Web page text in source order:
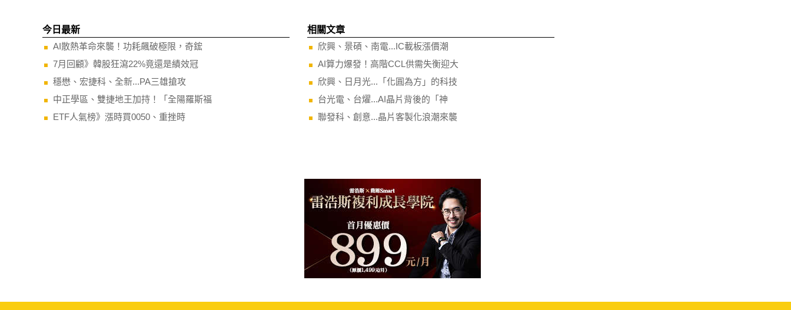
今日最新
AI散熱革命來襲！功耗飆破極限，奇鋐
7月回顧》韓股狂瀉22%竟還是績效冠
穩懋、宏捷科、全新...PA三雄搶攻
中正學區、雙捷地王加持！「全陽羅斯福
ETF人氣榜》漲時買0050、重挫時
相關文章
欣興、景碩、南電...IC載板漲價潮
AI算力爆發！高階CCL供需失衡迎大
欣興、日月光...「化圓為方」的科技
台光電、台燿...AI晶片背後的「神
聯發科、創意...晶片客製化浪潮來襲